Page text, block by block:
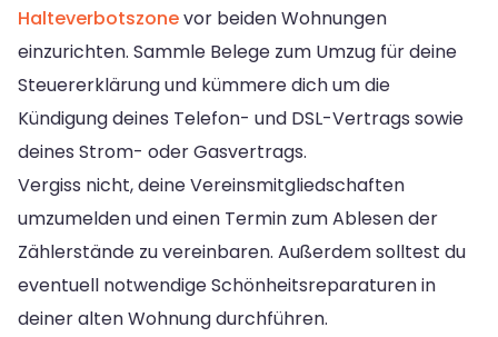
Halteverbotszonevor beiden Wohnungen
einzurichten. Sammle Belege zum Umzug für deine
Steuererklärung und kümmere dich um die
Kündigung deines Telefon- und DSL-Vertrags sowie
deines Strom- oder Gasvertrags.
Vergiss nicht, deine Vereinsmitgliedschaften
umzumelden und einen Termin zum Ablesen der
Zählerstände zu vereinbaren. Außerdem solltest du
eventuell notwendige Schönheitsreparaturen in
deiner alten Wohnung durchführen.